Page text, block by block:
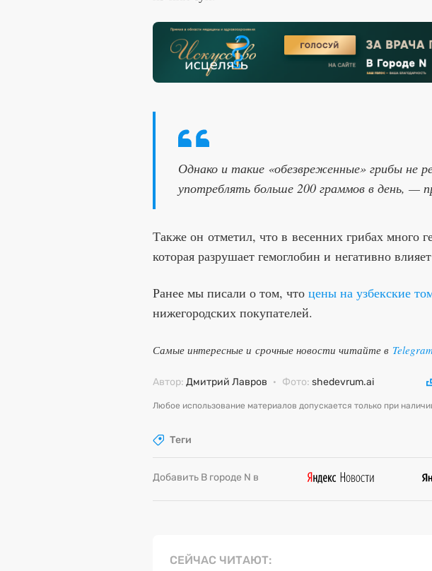
Однако и такие «обезвреженные» грибы не
употреблять больше 200 граммов в день, —
Также он отметил, что в весенних грибах много
которая разрушает гемоглобин и негативно
Ранее мы писали о том, что цены на узбекские
нижегородских покупателей.
Самые интересные и срочные новости читайте в
Автор: Дмитрий Лавров · Фото: shedevrum.ai
Любое использование материалов допускается только при
Теги
Добавить В городе N в
СЕЙЧАС ЧИТАЮТ